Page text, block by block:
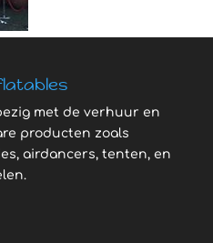
met de verhuur en
producten zoals
airdancers, tenten, en